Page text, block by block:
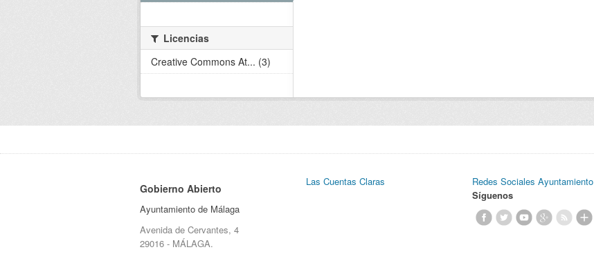
Licencias
Creative Commons At... (3)
Gobierno Abierto
Ayuntamiento de Málaga
Avenida de Cervantes, 4
29016 - MÁLAGA.
Las Cuentas Claras
Redes Sociales Ayuntamiento
Síguenos